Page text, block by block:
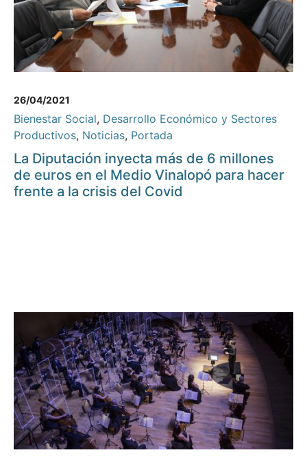
26/04/2021
Bienestar Social, Desarrollo Económico y Sectores
Productivos, Noticias, Portada
La Diputación inyecta más de 6 millones
de euros en el Medio Vinalopó para hacer
frente a la crisis del Covid